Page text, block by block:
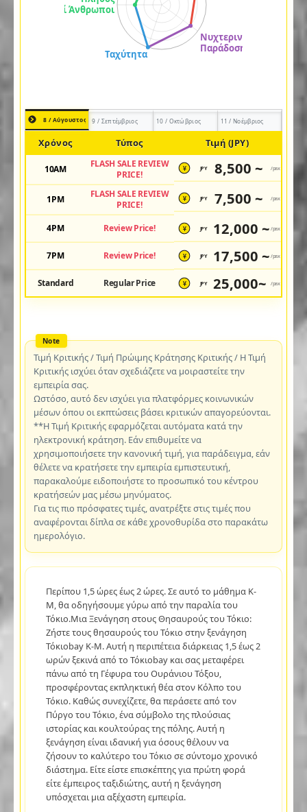
8 / Αύγουστος 9 / Σεπτέμβριος 10 / Οκτώβριος 11 / Νοέμβριος
Χρόνος Τύπος Τιμή (JPY)
10AM
FLASH SALE REVIEW
PRICE!
¥ JPY 8,500 ~ /pax
1PM
FLASH SALE REVIEW
PRICE!
¥ JPY 7,500 ~ /pax
4PM Review Price! ¥ JPY 12,000 ~ /pax
7PM Review Price! ¥ JPY 17,500 ~ /pax
Standard Regular Price ¥ JPY 25,000~ /pax
Τιμή Κριτικής / Τιμή Πρώιμης Κράτησης Κριτικής / Η Τιμή
Κριτικής ισχύει όταν σχεδιάζετε να μοιραστείτε την
εμπειρία σας.
Ωστόσο, αυτό δεν ισχύει για πλατφόρμες κοινωνικών
μέσων όπου οι εκπτώσεις βάσει κριτικών απαγορεύονται.
**Η Τιμή Κριτικής εφαρμόζεται αυτόματα κατά την
ηλεκτρονική κράτηση. Εάν επιθυμείτε να
χρησιμοποιήσετε την κανονική τιμή, για παράδειγμα, εάν
θέλετε να κρατήσετε την εμπειρία εμπιστευτική,
παρακαλούμε ειδοποιήστε το προσωπικό του κέντρου
κρατήσεών μας μέσω μηνύματος.
Για τις πιο πρόσφατες τιμές, ανατρέξτε στις τιμές που
αναφέρονται δίπλα σε κάθε χρονοθυρίδα στο παρακάτω
ημερολόγιο.
Περίπου 1,5 ώρες έως 2 ώρες. Σε αυτό το μάθημα K-
M, θα οδηγήσουμε γύρω από την παραλία του
Τόκιο.Μια Ξενάγηση στους Θησαυρούς του Τόκιο:
Ζήστε τους θησαυρούς του Τόκιο στην ξενάγηση
Τόκιοbay K-M. Αυτή η περιπέτεια διάρκειας 1,5 έως 2
ωρών ξεκινά από το Τόκιοbay και σας μεταφέρει
πάνω από τη Γέφυρα του Ουράνιου Τόξου,
προσφέροντας εκπληκτική θέα στον Κόλπο του
Τόκιο. Καθώς συνεχίζετε, θα περάσετε από τον
Πύργο του Τόκιο, ένα σύμβολο της πλούσιας
ιστορίας και κουλτούρας της πόλης. Αυτή η
ξενάγηση είναι ιδανική για όσους θέλουν να
ζήσουν το καλύτερο του Τόκιο σε σύντομο χρονικό
διάστημα. Είτε είστε επισκέπτης για πρώτη φορά
είτε έμπειρος ταξιδιώτης, αυτή η ξενάγηση
υπόσχεται μια αξέχαστη εμπειρία.